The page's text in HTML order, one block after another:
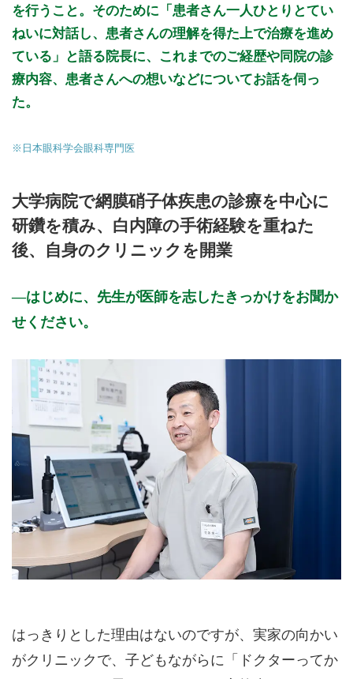
を行うこと。そのために「患者さん一人ひとりとてい
ねいに対話し、患者さんの理解を得た上で治療を進め
ている」と語る院長に、これまでのご経歴や同院の診
療内容、患者さんへの想いなどについてお話を伺っ
た。
※日本眼科学会眼科専門医
大学病院で網膜硝子体疾患の診療を中心に
研鑽を積み、白内障の手術経験を重ねた
後、自身のクリニックを開業
はじめに、先生が医師を志したきっかけをお聞か
せください。
はっきりとした理由はないのですが、実家の向かい
がクリニックで、子どもながらに「ドクターってか